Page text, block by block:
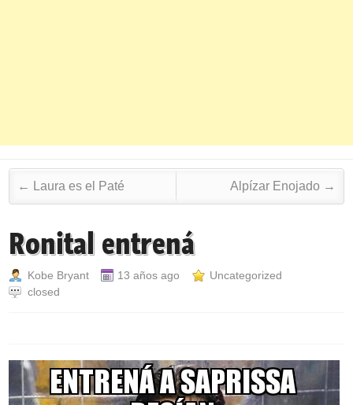
Post navigation
← Laura es el Paté Alpízar Enojado →
Ronital entrená
Kobe Bryant 13 años ago
Uncategorized
closed